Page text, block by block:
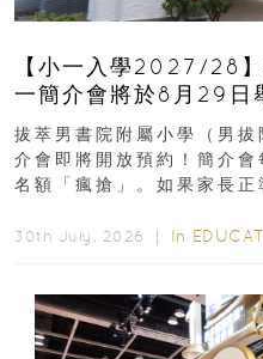
【小一入學2027/28
一簡介會將於8月29日
｜更設有網上重溫
拔萃男書院附屬小學（男
介會即將開放預約！簡介
名額「瘋搶」。如果家長
30th July, 2026 ｜ In